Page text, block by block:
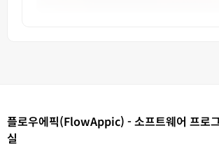
플로우에픽(FlowAppic) - 소프트웨어 프로
실